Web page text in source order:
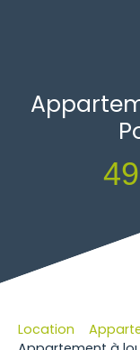
Location